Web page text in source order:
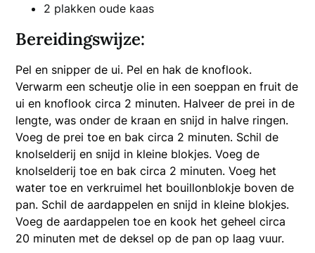
2 plakken oude kaas
Bereidingswijze:
Pel en snipper de ui. Pel en hak de knoflook.
Verwarm een scheutje olie in een soeppan en fruit de
ui en knoflook circa 2 minuten. Halveer de prei in de
lengte, was onder de kraan en snijd in halve ringen.
Voeg de prei toe en bak circa 2 minuten. Schil de
knolselderij en snijd in kleine blokjes. Voeg de
knolselderij toe en bak circa 2 minuten. Voeg het
water toe en verkruimel het bouillonblokje boven de
pan. Schil de aardappelen en snijd in kleine blokjes.
Voeg de aardappelen toe en kook het geheel circa
20 minuten met de deksel op de pan op laag vuur.